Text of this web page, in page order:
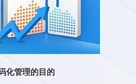
化管理的目的